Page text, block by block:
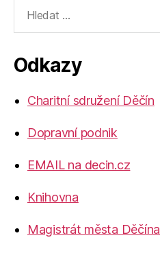
vyhledávání:
Odkazy
Charitní sdružení Děčín
Dopravní podnik
EMAIL na decin.cz
Knihovna
Magistrát města Děčína